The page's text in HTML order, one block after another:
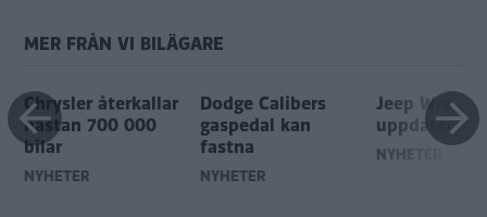
MER FRÅN VI BILÄGARE
Chrysler återkallar
nästan 700 000
bilar
NYHETER
Dodge Calibers
gaspedal kan
fastna
NYHETER
Jeep
uppdateras
NYHETER